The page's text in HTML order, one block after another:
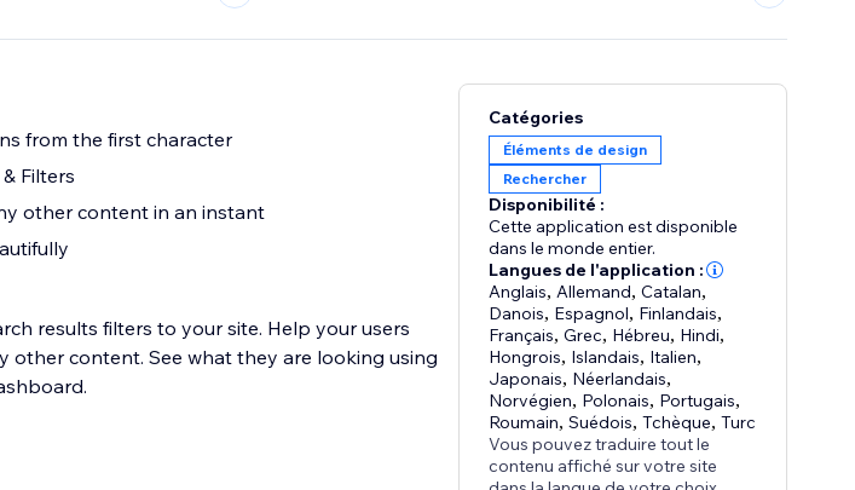
from the first character
Filters
other content in an instant
results filters to your site. Help your users
other content. See what they are looking using
Catégories
Éléments de design
Rechercher
Disponibilité :
Cette application est disponible
dans le monde entier.
Langues de l'application :
Anglais, Allemand,Catalan,
Danois, Espagnol, Finlandais,
Français,Grec, Hébreu, Hindi,
Hongrois, Islandais, Italien,
Japonais, Néerlandais,
Norvégien, Polonais, Portugais,
Roumain,Suédois,Tchèque,Turc
Vous pouvez traduire tout le
contenu affiché sur votre site